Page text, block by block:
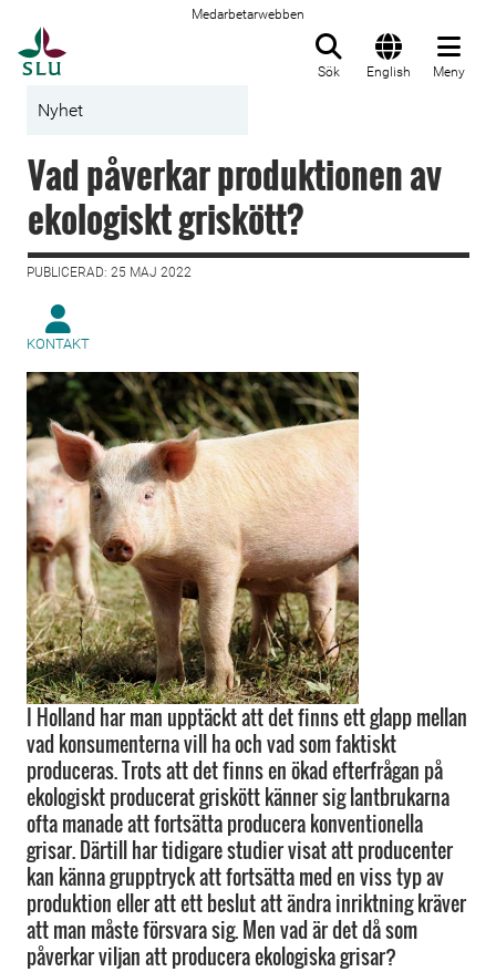
Medarbetarwebben
Sök English Meny
Nyhet
Vad påverkar produktionen av
ekologiskt griskött?
PUBLICERAD: 25 MAJ 2022
KONTAKT
I Holland har man upptäckt att det finns ett glapp mellan
vad konsumenterna vill ha och vad som faktiskt
produceras. Trots att det finns en ökad efterfrågan på
ekologiskt producerat griskött känner sig lantbrukarna
ofta manade att fortsätta producera konventionella
grisar. Därtill har tidigare studier visat att producenter
kan känna grupptryck att fortsätta med en viss typ av
produktion eller att ett beslut att ändra inriktning kräver
att man måste försvara sig. Men vad är det då som
påverkar viljan att producera ekologiska grisar?